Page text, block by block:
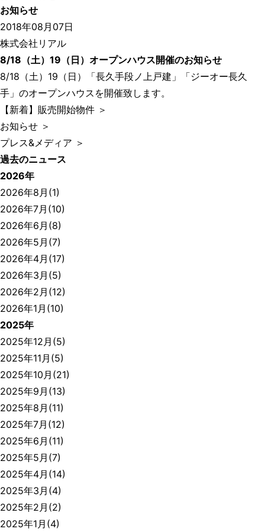
お知らせ
2018年08月07日
株式会社リアル
8/18（土）19（日）オープンハウス開催のお知らせ
8/18（土）19（日）「長久手段ノ上戸建」「ジーオー長久
手」のオープンハウスを開催致します。
【新着】販売開始物件 ＞
お知らせ ＞
プレス&メディア ＞
過去のニュース
2026年
2026年8月(1)
2026年7月(10)
2026年6月(8)
2026年5月(7)
2026年4月(17)
2026年3月(5)
2026年2月(12)
2026年1月(10)
2025年
2025年12月(5)
2025年11月(5)
2025年10月(21)
2025年9月(13)
2025年8月(11)
2025年7月(12)
2025年6月(11)
2025年5月(7)
2025年4月(14)
2025年3月(4)
2025年2月(2)
2025年1月(4)